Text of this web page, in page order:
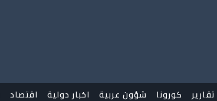
تقارير كورونا شؤون عربية اخبار دولية اقتصاد